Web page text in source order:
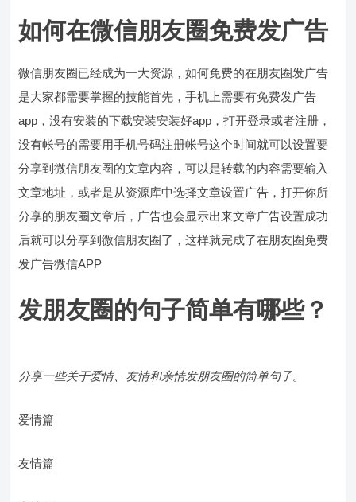
如何在微信朋友圈免费发广告
微信朋友圈已经成为一大资源，如何免费的在朋友圈发广告
是大家都需要掌握的技能首先，手机上需要有免费发广告
app，没有安装的下载安装安装好app，打开登录或者注册，
没有帐号的需要用手机号码注册帐号这个时间就可以设置要
分享到微信朋友圈的文章内容，可以是转载的内容需要输入
文章地址，或者是从资源库中选择文章设置广告，打开你所
分享的朋友圈文章后，广告也会显示出来文章广告设置成功
后就可以分享到微信朋友圈了，这样就完成了在朋友圈免费
发广告微信APP
发朋友圈的句子简单有哪些？
分享一些关于爱情、友情和亲情发朋友圈的简单句子。
爱情篇
友情篇